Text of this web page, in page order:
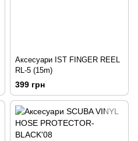
Аксесуари IST FINGER REEL
RL-5 (15m)
399 грн